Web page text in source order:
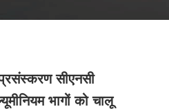
सीएनसी
भागों को चालू